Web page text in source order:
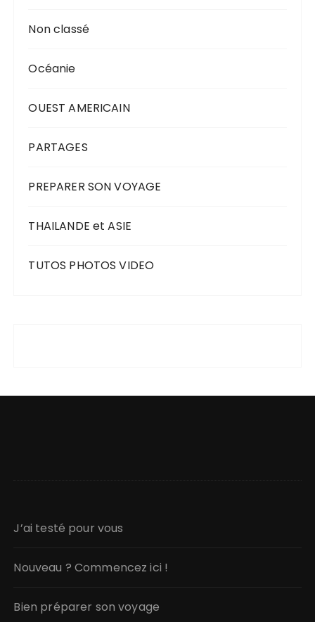
Non classé
Océanie
OUEST AMERICAIN
PARTAGES
PREPARER SON VOYAGE
THAILANDE et ASIE
TUTOS PHOTOS VIDEO
J’ai testé pour vous
Nouveau ? Commencez ici !
Bien préparer son voyage